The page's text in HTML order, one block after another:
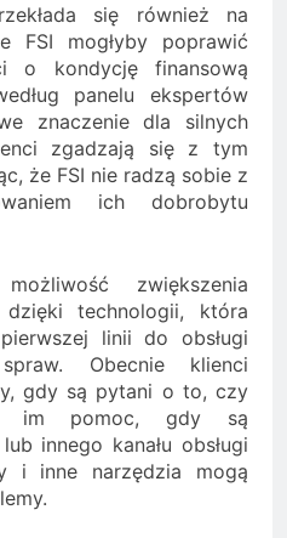
się również na
FSI mogłyby poprawić
o kondycję finansową
panelu ekspertów
znaczenie dla silnych
zgadzają się z tym
że FSI nie radzą sobie z
ich dobrobytu
zwiększenia
technologii, która
linii do obsługi
Obecnie klienci
gdy są pytani o to, czy
im pomoc, gdy są
innego kanału obsługi
i inne narzędzia mogą